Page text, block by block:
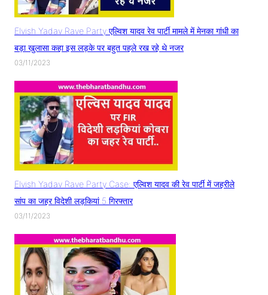
Elvish Yadav Rave Party:एल्विश यादव रेव पार्टी मामले में मेनका गांधी का
बड़ा खुलासा कहा इस लड़के पर बहुत पहले रख रहे थे नजर
03/11/2023
Elvish Yadav Rave Party Case: एल्विश यादव की रेव पार्टी में जहरीले
सांप का जहर विदेशी लड़कियां 5 गिरफ्तार
03/11/2023